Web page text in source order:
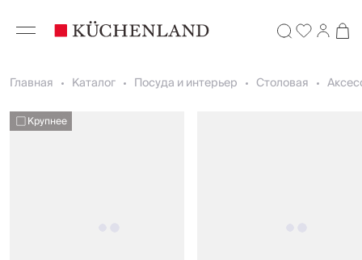
Главная Каталог Посуда и интерьер Столовая
Крупнее